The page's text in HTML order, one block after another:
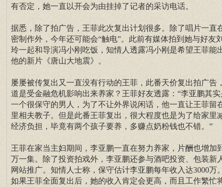
有否定，她一直以开会为由挂掉了记者的采访电话。
据悉，除了拍广告，王菲此次复出计划很多。除了唱片一直
密制作外，今年还可能会“触电”。此前有媒体拍到她与好友
玲一起和导演冯小刚吃饭，知情人透露冯小刚是希望王菲能
他的新片《唐山大地震》。
屡屡被传复出又一直没有行动的王菲，此番天价复出拍广告
道是受金融危机影响出来养家？王菲好友透露：“李亚鹏其实
一个很保守的男人，为了不让外界说闲话，他一直让王菲留
里相夫教子。但是此番王菲复出，很大程度也是为了给家里
经济负担，毕竟有两个孩子要养，多赚点奶粉钱也不错。”
王菲在家当主妇期间，李亚鹏一直在努力养家，片酬也增加
万一集。除了投资拍戏外，李亚鹏还参与酒吧投资、包装新
网站推广。知情人士称，保守估计李亚鹏每年收入达3000万
如果王菲全面复出后，她的收入肯定会更高，而且工作繁忙